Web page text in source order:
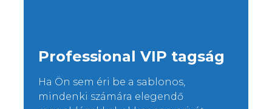
Professional VIP tagság
Ha Ön sem éri be a sablonos,
mindenki számára elegendő